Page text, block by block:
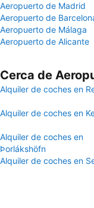
Aeropuerto de Madrid
Aeropuerto de
Aeropuerto de Málaga
Aeropuerto de Alicante
Cerca de
Alquiler de coches en
Alquiler de coches en
Alquiler de coches en
Þorlákshöfn
Alquiler de coches en